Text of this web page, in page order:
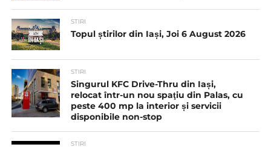
STIRI
Topul știrilor din Iași, Joi 6 August 2026
STIRI
Singurul KFC Drive-Thru din Iași,
relocat într-un nou spaţiu din Palas, cu
peste 400 mp la interior și servicii
disponibile non-stop
STIRI